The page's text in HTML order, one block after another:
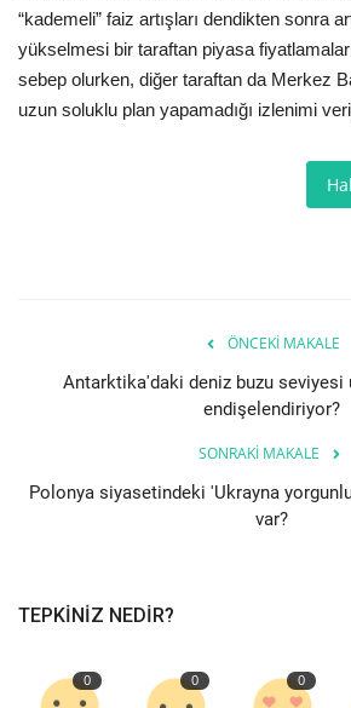
“kademeli” faiz artışları dendikten sonra
yükselmesi bir taraftan piyasa
sebep olurken, diğer taraftan da Merkez
uzun soluklu plan yapamadığı izlenimi
ÖNCEKI MAKALE
Antarktika'daki deniz buzu seviyesi
endişelendiriyor?
SONRAKI MAKALE
Polonya siyasetindeki 'Ukrayna
var?
TEPKINIZ NEDIR?
0 0 0